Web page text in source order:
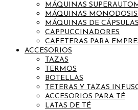
MÁQUINAS
MÁQUINAS
MÁQUINAS DE CÁPSULAS
CAPPUCCINADORES
CAFETERAS PARA
ACCESORIOS
TAZAS
TERMOS
BOTELLAS
TETERAS Y TAZAS
ACCESORIOS PARA TÉ
LATAS DE TÉ